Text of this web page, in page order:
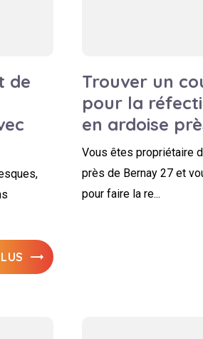
de
Trouver un
pour la
en ardoise
Vous êtes propriétaire
près de Bernay 27 et
pour faire la re...